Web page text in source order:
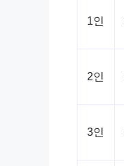
1인
2인
3인